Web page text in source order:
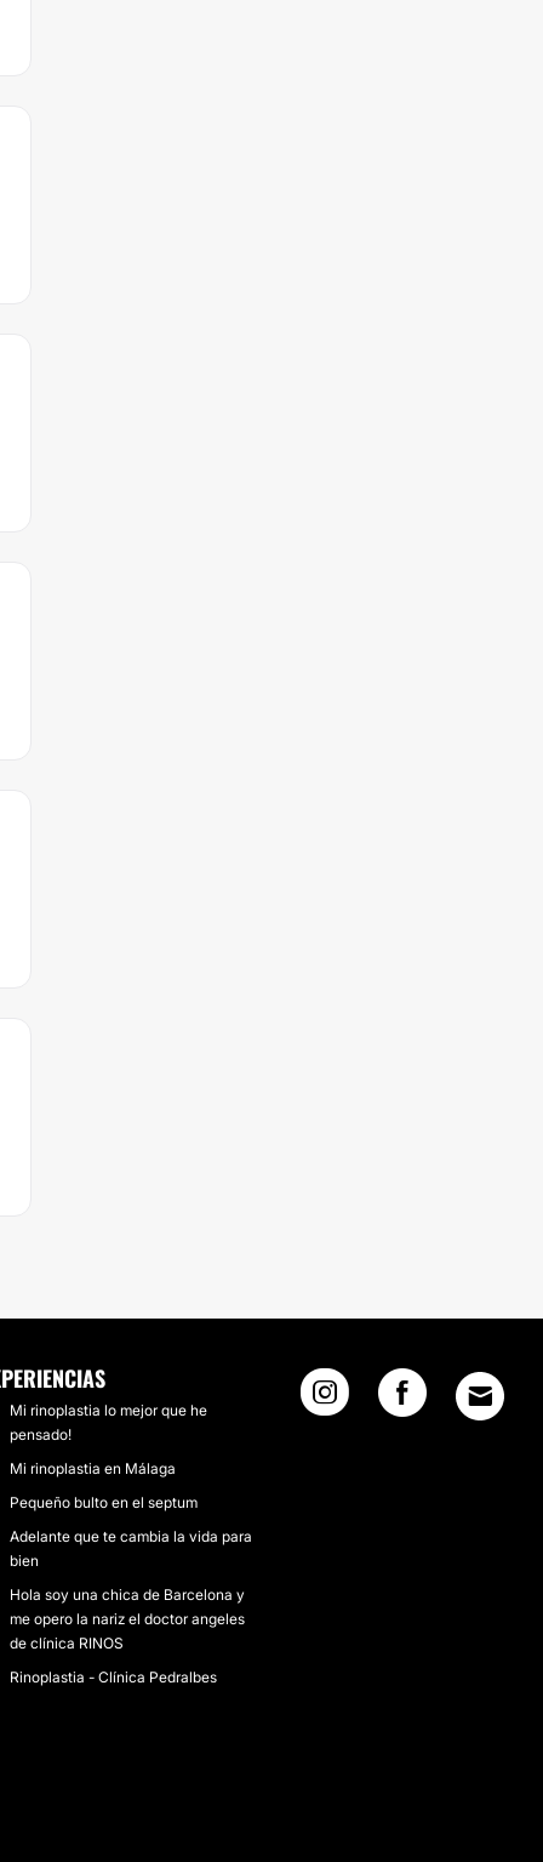
Mi rinoplastia lo mejor que he
pensado!
Mi rinoplastia en Málaga
Pequeño bulto en el septum
Adelante que te cambia la vida para
bien
Hola soy una chica de Barcelona y
me opero la nariz el doctor angeles
de clínica RINOS
Rinoplastia - Clínica Pedralbes